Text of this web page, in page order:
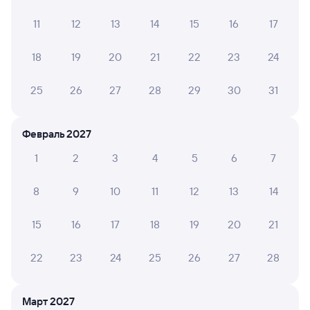
6 Дарья М.
В вагоне не было электричества, два часа ехали без
10 ЛАРИСА С.
Спасибо за хорошую поездку. Персонал хороший,
10 Татьяна Н.
11 12 13 14 15 16 17
18 19 20 21 22 23 24
25 26 27 28 29 30 31
Февраль 2027
1
2 3 4 5 6 7
8 9 10 11 12 13 14
15 16 17 18 19 20 21
22 23 24 25 26 27 28
Март 2027